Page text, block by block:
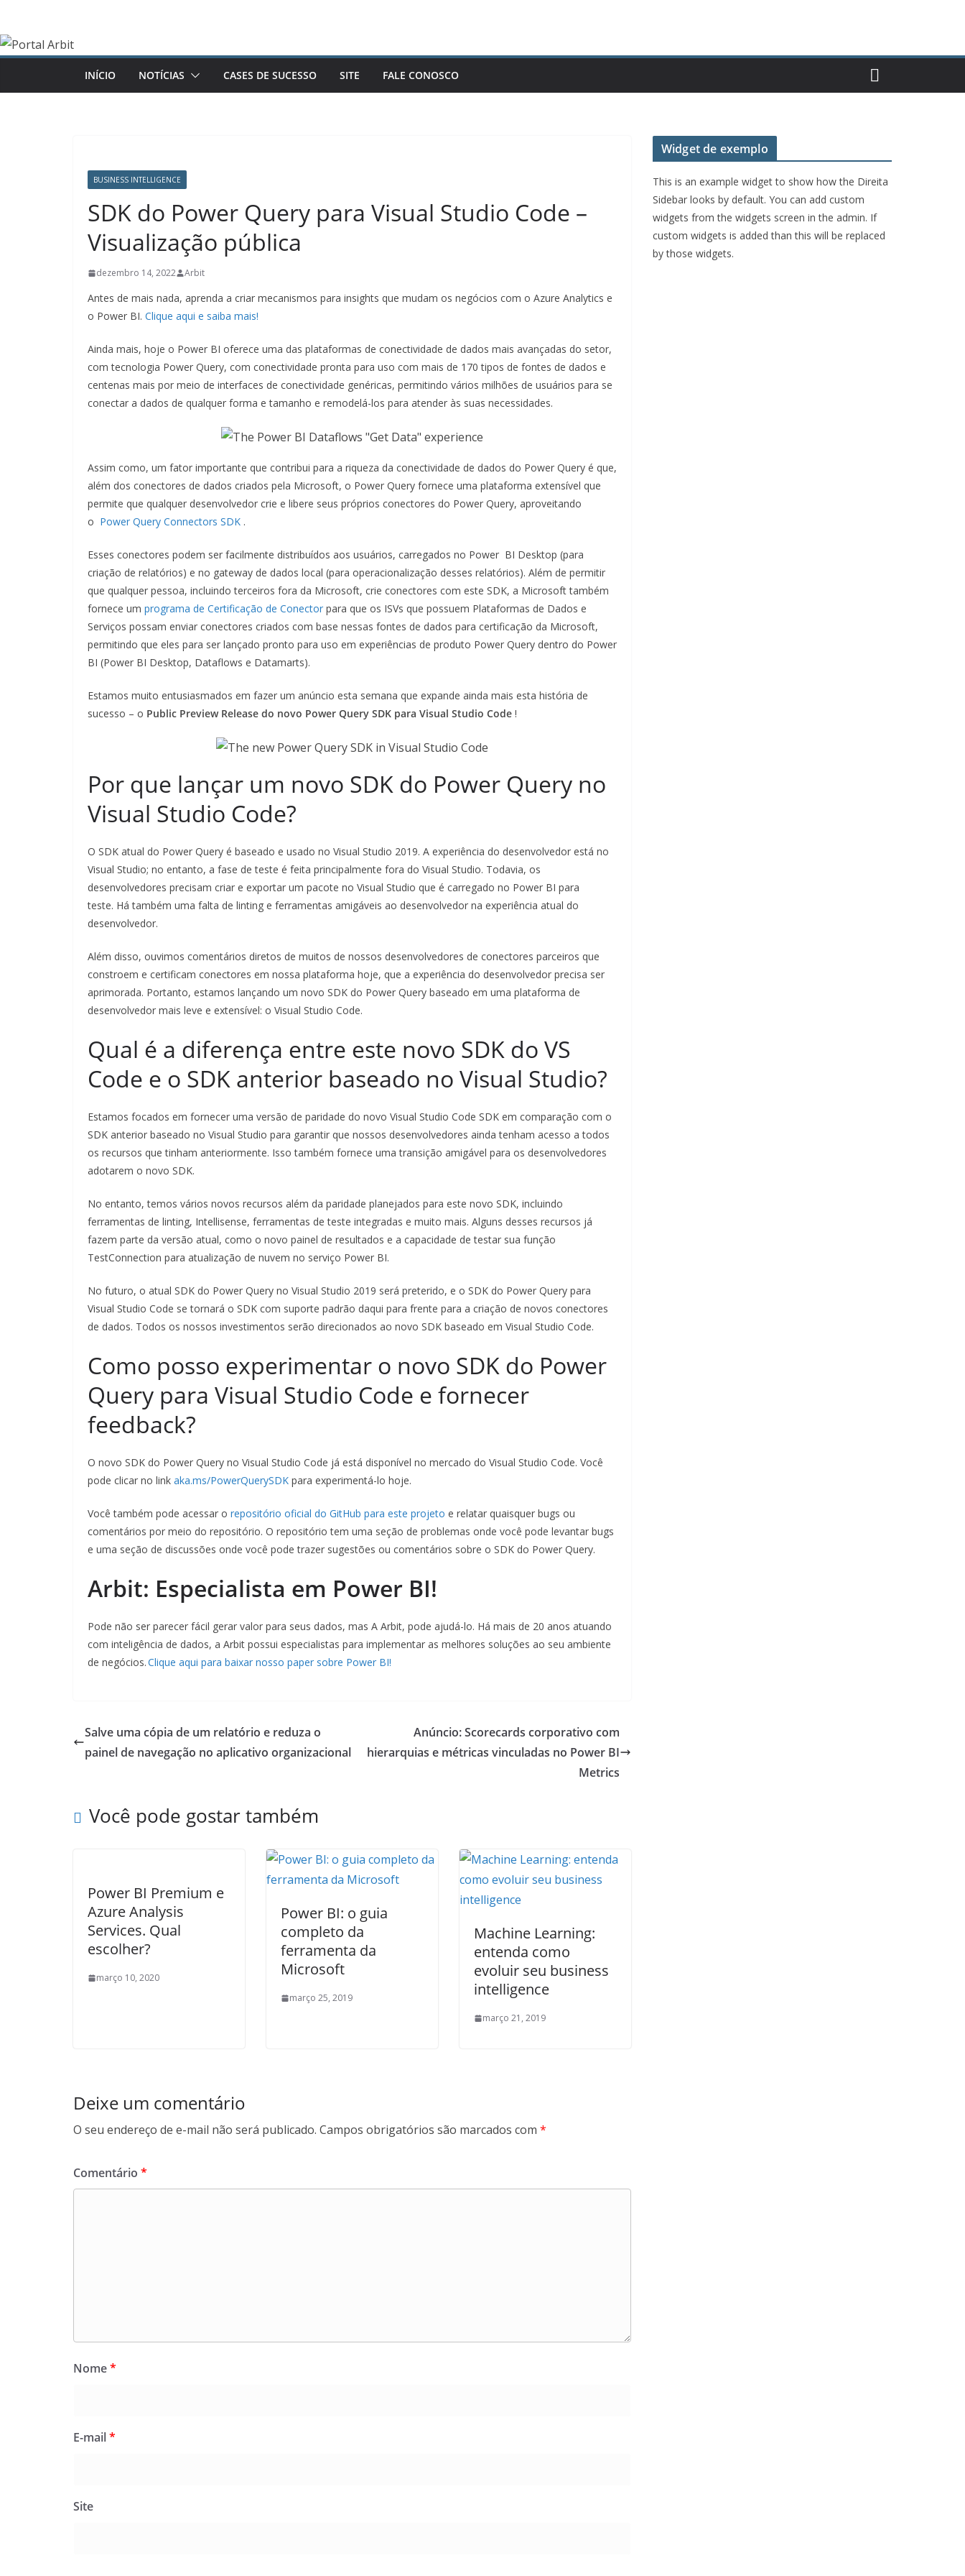
o
INÍCIO NOTÍCIAS CASES DE SUCESSO SITE FALE CONOSCO
BUSINESS INTELLIGENCE
SDK do Power Query para Visual Studio Code –
Visualização pública
dezembro 14, 2022 Arbit
Antes de mais nada, aprenda a criar mecanismos para insights que mudam os negócios com o Azure Analytics e
o Power BI. Clique aqui e saiba mais!
Ainda mais, hoje o Power BI oferece uma das plataformas de conectividade de dados mais avançadas do setor,
com tecnologia Power Query, com conectividade pronta para uso com mais de 170 tipos de fontes de dados e
centenas mais por meio de interfaces de conectividade genéricas, permitindo vários milhões de usuários para se
conectar a dados de qualquer forma e tamanho e remodelá-los para atender às suas necessidades.
Assim como, um fator importante que contribui para a riqueza da conectividade de dados do Power Query é que,
além dos conectores de dados criados pela Microsoft, o Power Query fornece uma plataforma extensível que
permite que qualquer desenvolvedor crie e libere seus próprios conectores do Power Query, aproveitando
o Power Query Connectors SDK .
Esses conectores podem ser facilmente distribuídos aos usuários, carregados no Power BI Desktop (para
criação de relatórios) e no gateway de dados local (para operacionalização desses relatórios). Além de permitir
que qualquer pessoa, incluindo terceiros fora da Microsoft, crie conectores com este SDK, a Microsoft também
fornece um programa de Certificação de Conector para que os ISVs que possuem Plataformas de Dados e
Serviços possam enviar conectores criados com base nessas fontes de dados para certificação da Microsoft,
permitindo que eles para ser lançado pronto para uso em experiências de produto Power Query dentro do Power
BI (Power BI Desktop, Dataflows e Datamarts).
Estamos muito entusiasmados em fazer um anúncio esta semana que expande ainda mais esta história de
sucesso – o Public Preview Release do novo Power Query SDK para Visual Studio Code !
Por que lançar um novo SDK do Power Query no
Visual Studio Code?
O SDK atual do Power Query é baseado e usado no Visual Studio 2019. A experiência do desenvolvedor está no
Visual Studio; no entanto, a fase de teste é feita principalmente fora do Visual Studio. Todavia, os
desenvolvedores precisam criar e exportar um pacote no Visual Studio que é carregado no Power BI para
teste. Há também uma falta de linting e ferramentas amigáveis ​​ao desenvolvedor na experiência atual do
desenvolvedor.
Além disso, ouvimos comentários diretos de muitos de nossos desenvolvedores de conectores parceiros que
constroem e certificam conectores em nossa plataforma hoje, que a experiência do desenvolvedor precisa ser
aprimorada. Portanto, estamos lançando um novo SDK do Power Query baseado em uma plataforma de
desenvolvedor mais leve e extensível: o Visual Studio Code.
Qual é a diferença entre este novo SDK do VS
Code e o SDK anterior baseado no Visual Studio?
Estamos focados em fornecer uma versão de paridade do novo Visual Studio Code SDK em comparação com o
SDK anterior baseado no Visual Studio para garantir que nossos desenvolvedores ainda tenham acesso a todos
os recursos que tinham anteriormente. Isso também fornece uma transição amigável para os desenvolvedores
adotarem o novo SDK.
No entanto, temos vários novos recursos além da paridade planejados para este novo SDK, incluindo
ferramentas de linting, Intellisense, ferramentas de teste integradas e muito mais. Alguns desses recursos já
fazem parte da versão atual, como o novo painel de resultados e a capacidade de testar sua função
TestConnection para atualização de nuvem no serviço Power BI.
No futuro, o atual SDK do Power Query no Visual Studio 2019 será preterido, e o SDK do Power Query para
Visual Studio Code se tornará o SDK com suporte padrão daqui para frente para a criação de novos conectores
de dados. Todos os nossos investimentos serão direcionados ao novo SDK baseado em Visual Studio Code.
Como posso experimentar o novo SDK do Power
Query para Visual Studio Code e fornecer
feedback?
O novo SDK do Power Query no Visual Studio Code já está disponível no mercado do Visual Studio Code. Você
pode clicar no link aka.ms/PowerQuerySDK para experimentá-lo hoje.
Você também pode acessar o repositório oficial do GitHub para este projeto e relatar quaisquer bugs ou
comentários por meio do repositório. O repositório tem uma seção de problemas onde você pode levantar bugs
e uma seção de discussões onde você pode trazer sugestões ou comentários sobre o SDK do Power Query.
Arbit: Especialista em Power BI!
Pode não ser parecer fácil gerar valor para seus dados, mas A Arbit, pode ajudá-lo. Há mais de 20 anos atuando
com inteligência de dados, a Arbit possui especialistas para implementar as melhores soluções ao seu ambiente
de negócios.Clique aqui para baixar nosso paper sobre Power BI!
Salve uma cópia de um relatório e reduza o
painel de navegação no aplicativo organizacional
Anúncio: Scorecards corporativo com
hierarquias e métricas vinculadas no Power BI
Metrics
Você pode gostar também
Power BI Premium e
Azure Analysis
Services. Qual
escolher?
março 10, 2020
Power BI: o guia
completo da
ferramenta da
Microsoft
março 25, 2019
Machine Learning:
entenda como
evoluir seu business
intelligence
março 21, 2019
Deixe um comentário
O seu endereço de e-mail não será publicado. Campos obrigatórios são marcados com *
Comentário *
Nome*
E-mail*
Site
Widget de exemplo
This is an example widget to show how the Direita
Sidebar looks by default. You can add custom
widgets from the widgets screen in the admin. If
custom widgets is added than this will be replaced
by those widgets.